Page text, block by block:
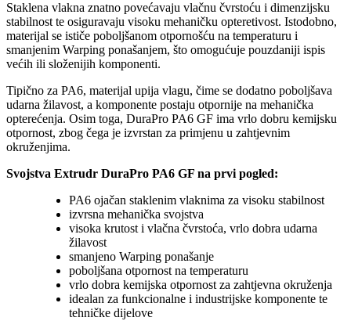
Staklena vlakna znatno povećavaju vlačnu čvrstoću i dimenzijsku
stabilnost te osiguravaju visoku mehaničku opteretivost. Istodobno,
materijal se ističe poboljšanom otpornošću na temperaturu i
smanjenim Warping ponašanjem, što omogućuje pouzdaniji ispis
većih ili složenijih komponenti.
Tipično za PA6, materijal upija vlagu, čime se dodatno poboljšava
udarna žilavost, a komponente postaju otpornije na mehanička
opterećenja. Osim toga, DuraPro PA6 GF ima vrlo dobru kemijsku
otpornost, zbog čega je izvrstan za primjenu u zahtjevnim
okruženjima.
Svojstva Extrudr DuraPro PA6 GF na prvi pogled:
PA6 ojačan staklenim vlaknima za visoku stabilnost
izvrsna mehanička svojstva
visoka krutost i vlačna čvrstoća, vrlo dobra udarna
žilavost
smanjeno Warping ponašanje
poboljšana otpornost na temperaturu
vrlo dobra kemijska otpornost za zahtjevna okruženja
idealan za funkcionalne i industrijske komponente te
tehničke dijelove